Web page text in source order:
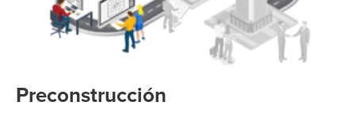
Preconstrucción